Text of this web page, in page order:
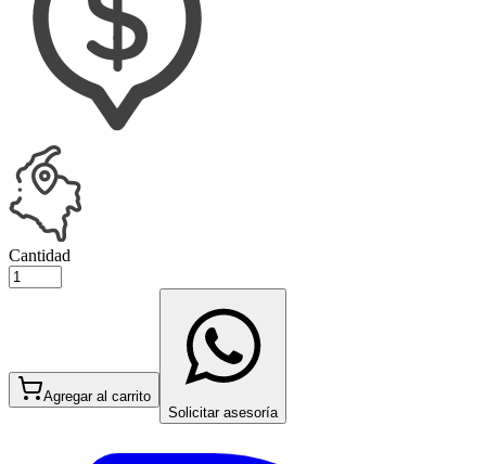
Cantidad
Agregar al carrito
Solicitar asesoría